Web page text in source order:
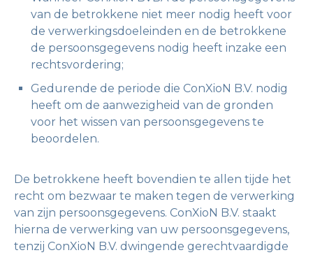
van de betrokkene niet meer nodig heeft voor
de verwerkingsdoeleinden en de betrokkene
de persoonsgegevens nodig heeft inzake een
rechtsvordering;
Gedurende de periode die ConXioN B.V. nodig
heeft om de aanwezigheid van de gronden
voor het wissen van persoonsgegevens te
beoordelen.
De betrokkene heeft bovendien te allen tijde het
recht om bezwaar te maken tegen de verwerking
van zijn persoonsgegevens. ConXioN B.V. staakt
hierna de verwerking van uw persoonsgegevens,
tenzij ConXioN B.V. dwingende gerechtvaardigde